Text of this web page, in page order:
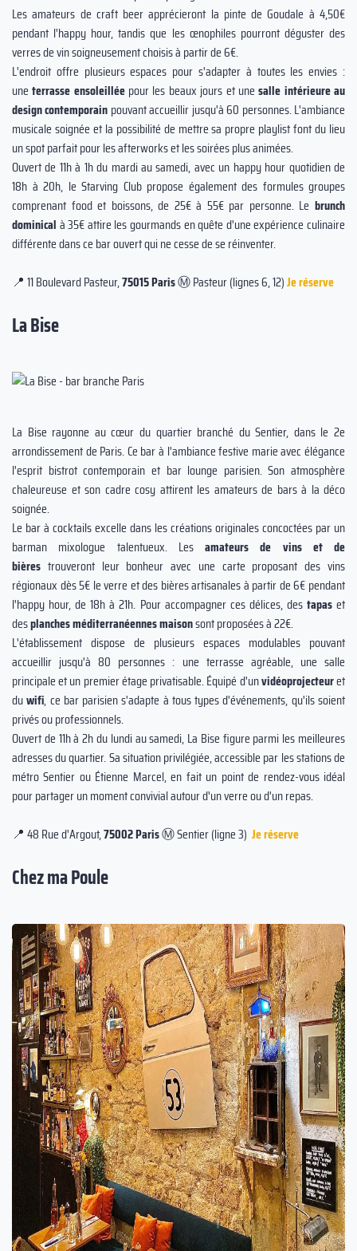
Les amateurs de craft beer apprécieront la pinte de Goudale à 4,50€
pendant l'happy hour, tandis que les œnophiles pourront déguster des
verres de vin soigneusement choisis à partir de 6€.
L'endroit offre plusieurs espaces pour s'adapter à toutes les envies :
uneterrasse ensoleillée pour les beaux jours et unesalle intérieure au
design contemporain pouvant accueillir jusqu'à 60 personnes. L'ambiance
musicale soignée et la possibilité de mettre sa propre playlist font du lieu
un spot parfait pour les afterworks et les soirées plus animées.
Ouvert de 11h à 1h du mardi au samedi, avec un happy hour quotidien de
18h à 20h, le Starving Club propose également des formules groupes
comprenant food et boissons, de 25€ à 55€ par personne. Le brunch
dominical à 35€ attire les gourmands en quête d'une expérience culinaire
différente dans ce bar ouvert qui ne cesse de se réinventer.
📍 11 Boulevard Pasteur,75015 ParisⓂ️ Pasteur (lignes 6, 12)Je réserve
La Bise
La Bise rayonne au cœur du quartier branché du Sentier, dans le 2e
arrondissement de Paris. Ce bar à l'ambiance festive marie avec élégance
l'esprit bistrot contemporain et bar lounge parisien. Son atmosphère
chaleureuse et son cadre cosy attirent les amateurs de bars à la déco
soignée.
Le bar à cocktails excelle dans les créations originales concoctées par un
barman mixologue talentueux. Les amateurs de vins et de
bières trouveront leur bonheur avec une carte proposant des vins
régionaux dès 5€ le verre et des bières artisanales à partir de 6€ pendant
l'happy hour, de 18h à 21h. Pour accompagner ces délices, des tapaset
desplanches méditerranéennes maisonsont proposées à 22€.
L'établissement dispose de plusieurs espaces modulables pouvant
accueillir jusqu'à 80 personnes : une terrasse agréable, une salle
principale et un premier étage privatisable. Équipé d'unvidéoprojecteuret
duwifi, ce bar parisien s'adapte à tous types d'événements, qu'ils soient
privés ou professionnels.
Ouvert de 11h à 2h du lundi au samedi, La Bise figure parmi les meilleures
adresses du quartier. Sa situation privilégiée, accessible par les stations de
métro Sentier ou Étienne Marcel, en fait un point de rendez-vous idéal
pour partager un moment convivial autour d'un verre ou d'un repas.
📍 48 Rue d'Argout,75002 ParisⓂ️ Sentier (ligne 3) Je réserve
Chez ma Poule